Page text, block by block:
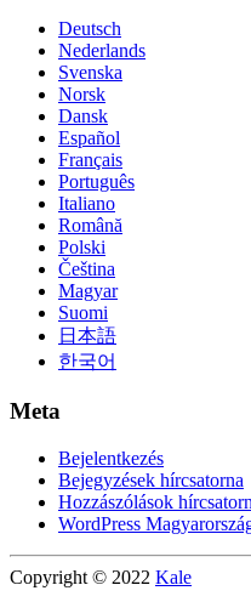
Deutsch
Nederlands
Svenska
Norsk
Dansk
Español
Français
Português
Italiano
Română
Polski
Čeština
Magyar
Suomi
日本語
한국어
Meta
Bejelentkezés
Bejegyzések hírcsatorna
Hozzászólások
WordPress
Copyright © 2022 Kale